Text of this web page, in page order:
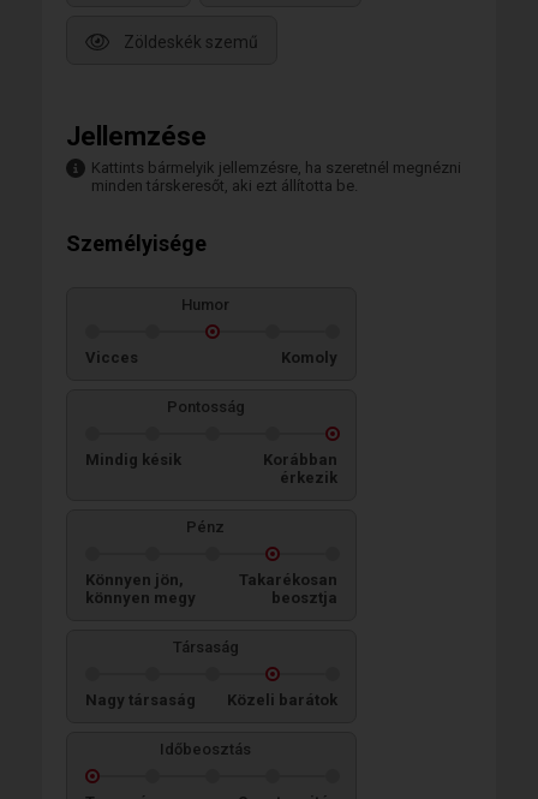
Zöldeskék szemű
Jellemzése
Kattints bármelyik jellemzésre, ha szeretnél megnézni
minden társkeresőt, aki ezt állította be.
Személyisége
Humor
Vicces Komoly
Pontosság
Mindig késik
Korábban
érkezik
Pénz
Könnyen jön,
könnyen megy
Takarékosan
beosztja
Társaság
Nagy társaság Közeli barátok
Időbeosztás